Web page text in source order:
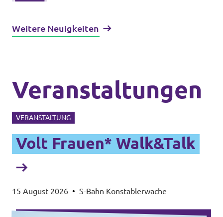
Weitere Neuigkeiten
Veranstaltungen
VERANSTALTUNG
Volt Frauen* Walk&Talk
15 August 2026 • S-Bahn Konstablerwache